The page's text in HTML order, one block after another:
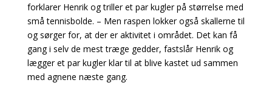
forklarer Henrik og triller et par kugler på størrelse med
små tennisbolde. – Men raspen lokker også skallerne til
og sørger for, at der er aktivitet i området. Det kan få
gang i selv de mest træge gedder, fastslår Henrik og
lægger et par kugler klar til at blive kastet ud sammen
med agnene næste gang.